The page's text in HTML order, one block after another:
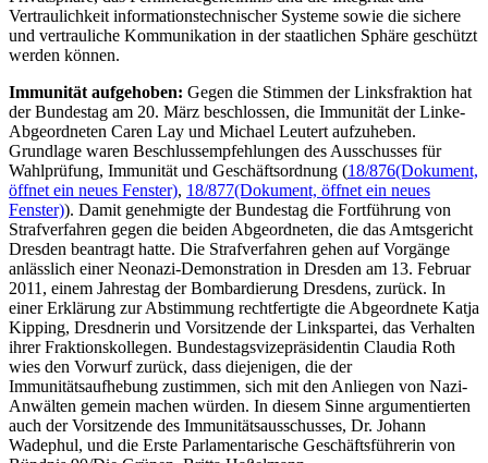
Vertraulichkeit informationstechnischer Systeme sowie die sichere
und vertrauliche Kommunikation in der staatlichen Sphäre geschützt
werden können.
Immunität aufgehoben: Gegen die Stimmen der Linksfraktion hat
der Bundestag am 20. März beschlossen, die Immunität der Linke-
Abgeordneten Caren Lay und Michael Leutert aufzuheben.
Grundlage waren Beschlussempfehlungen des Ausschusses für
Wahlprüfung, Immunität und Geschäftsordnung (18/876(Dokument,
öffnet ein neues Fenster), 18/877(Dokument, öffnet ein neues
Fenster)). Damit genehmigte der Bundestag die Fortführung von
Strafverfahren gegen die beiden Abgeordneten, die das Amtsgericht
Dresden beantragt hatte. Die Strafverfahren gehen auf Vorgänge
anlässlich einer Neonazi-Demonstration in Dresden am 13. Februar
2011, einem Jahrestag der Bombardierung Dresdens, zurück. In
einer Erklärung zur Abstimmung rechtfertigte die Abgeordnete Katja
Kipping, Dresdnerin und Vorsitzende der Linkspartei, das Verhalten
ihrer Fraktionskollegen. Bundestagsvizepräsidentin Claudia Roth
wies den Vorwurf zurück, dass diejenigen, die der
Immunitätsaufhebung zustimmen, sich mit den Anliegen von Nazi-
Anwälten gemein machen würden. In diesem Sinne argumentierten
auch der Vorsitzende des Immunitätsausschusses, Dr. Johann
Wadephul, und die Erste Parlamentarische Geschäftsführerin von